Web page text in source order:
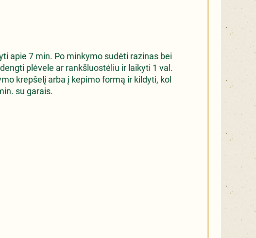
apie 7 min. Po minkymo sudėti razinas bei
plėvele ar rankšluostėliu ir laikyti 1 val.
krepšelį arba į kepimo formą ir kildyti, kol
su garais.